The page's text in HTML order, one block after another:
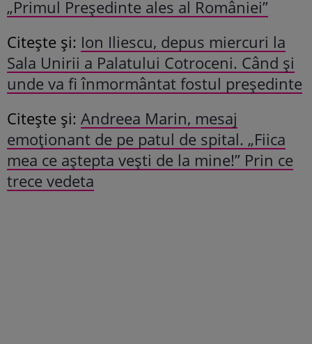
„Primul Președinte ales al României”
Citește și: Ion Iliescu, depus miercuri la
Sala Unirii a Palatului Cotroceni. Când și
unde va fi înmormântat fostul președinte
Citește și: Andreea Marin, mesaj
emoționant de pe patul de spital. „Fiica
mea ce aștepta vești de la mine!” Prin ce
trece vedeta